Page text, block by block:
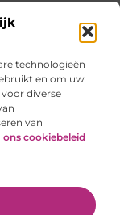
technologieën
en om uw
diverse
van
ons cookiebeleid
Ga Naar
eenvoudig.
die alles uit het
verhalen tot